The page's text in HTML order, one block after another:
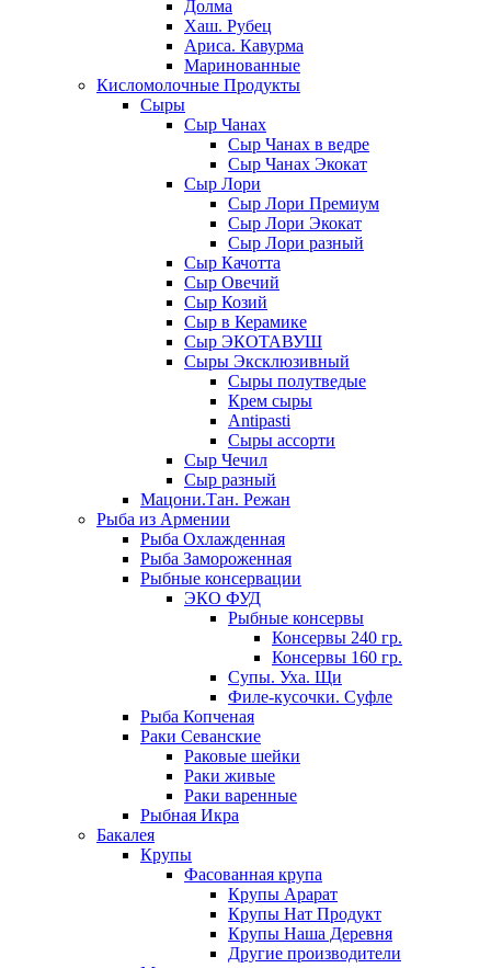
Долма
Хаш. Рубец
Ариса. Кавурма
Маринованные
Кисломолочные Продукты
Сыры
Сыр Чанах
Сыр Чанах в ведре
Сыр Чанах Экокат
Сыр Лори
Сыр Лори Премиум
Сыр Лори Экокат
Сыр Лори разный
Сыр Качотта
Сыр Овечий
Сыр Козий
Сыр в Керамике
Сыр ЭКОТАВУШ
Сыры Эксклюзивный
Сыры полутведые
Крем сыры
Antipasti
Сыры ассорти
Сыр Чечил
Сыр разный
Мацони.Тан. Режан
Рыба из Армении
Рыба Охлажденная
Рыба Замороженная
Рыбные консервации
ЭКО ФУД
Рыбные консервы
Консервы 240 гр.
Консервы 160 гр.
Супы. Уха. Щи
Филе-кусочки. Суфле
Рыба Копченая
Раки Севанские
Раковые шейки
Раки живые
Раки варенные
Рыбная Икра
Бакалея
Крупы
Фасованная крупа
Крупы Арарат
Крупы Нат Продукт
Крупы Наша Деревня
Другие производители